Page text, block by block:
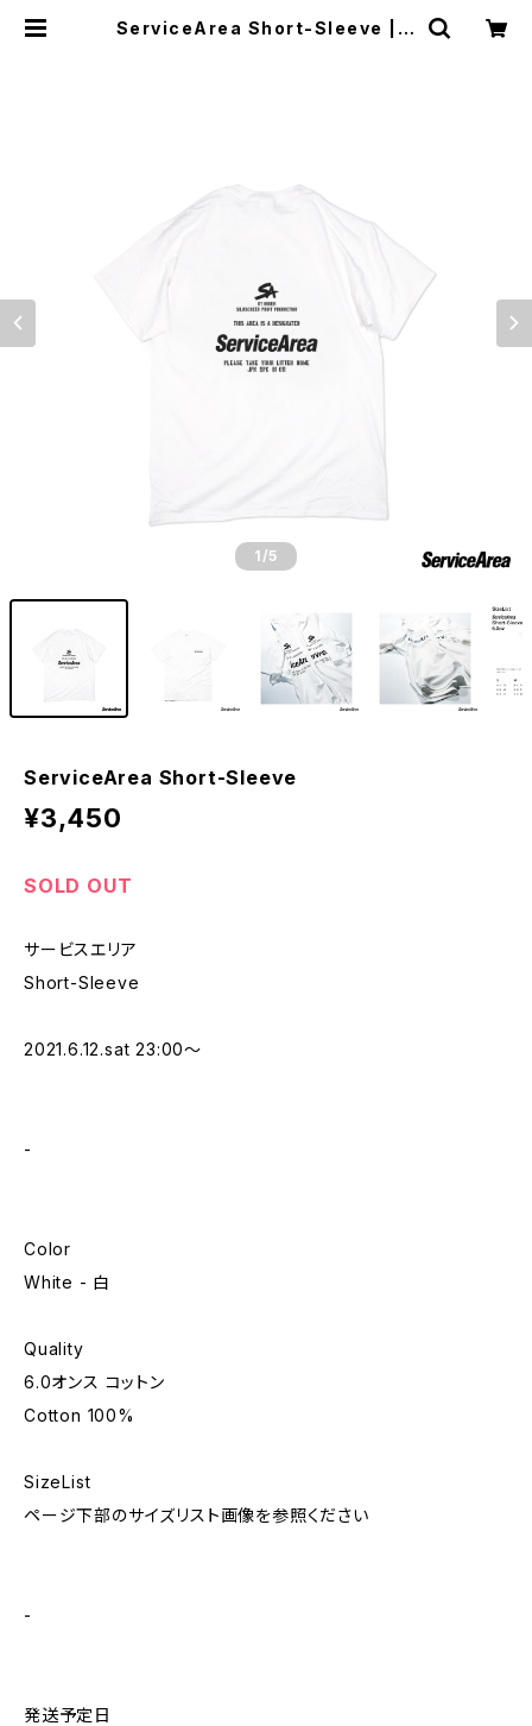
ServiceArea Short-Sleeve | S
1 /5
ServiceArea Short-Sleeve
¥3,450
SOLD OUT
サービスエリア
Short-Sleeve
2021.6.12.sat 23:00〜
-
Color
White - 白
Quality
6.0オンス コットン
Cotton 100%
SizeList
ページ下部のサイズリスト画像を参照ください
-
発送予定日